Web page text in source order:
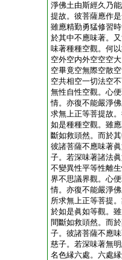
淨佛土由斯經久乃
提故。彼菩薩應作
雖應精勤勇猛修習
於其中不應味著。
味著種種空觀。何
空外空内外空空空
空畢竟空無際空散
空共相空一切法空
無性自性空觀。心
情。亦復不能嚴淨
求無上正等菩提故
如是種種空觀。雖
斷如救頭然。而於
彼諸菩薩不應味著
子。若深味著諸法
不變異性平等性離
界不思議界觀。心
情。亦復不能嚴淨
所求無上正等菩提
於如是眞如等觀。
間斷如救頭然。而
子。彼諸菩薩不應
慈子。若深味著無
名色縁六處。六處